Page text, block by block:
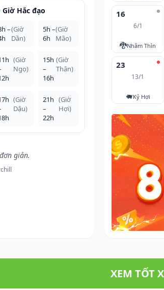
Giờ Hắc đạo
–(Giờ
Dần)
5h –
6h
(Giờ
Mão)
(Giờ
Ngọ)
15h
–
16h
(Giờ
Thân)
(Giờ
Dậu)
21h
–
22h
(Giờ
Hợi)
giản.
16
6/1
🐉Nhâm Thìn
23
13/1
🐖Kỷ Hợi
XEM TỐT